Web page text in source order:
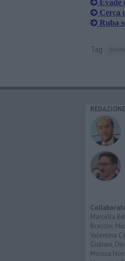
Evade
Cerca
Ruba
Tag
Marcella
Braccini,
Valentina
Giuliani,
Monica